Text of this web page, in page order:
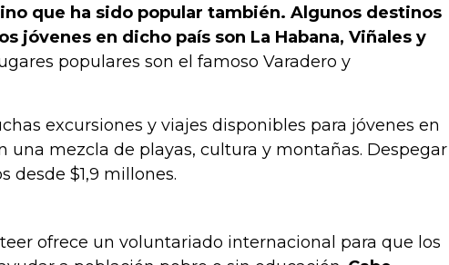
que ha sido popular también. Algunos destinos
jóvenes en dicho país son La Habana, Viñales y
populares son el famoso Varadero y
excursiones y viajes disponibles para jóvenes en
una mezcla de playas, cultura y montañas. Despegar
desde $1,9 millones.
ofrece un voluntariado internacional para que los